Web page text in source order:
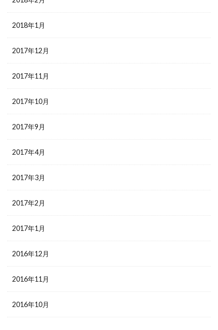
2018年1月
2017年12月
2017年11月
2017年10月
2017年9月
2017年4月
2017年3月
2017年2月
2017年1月
2016年12月
2016年11月
2016年10月